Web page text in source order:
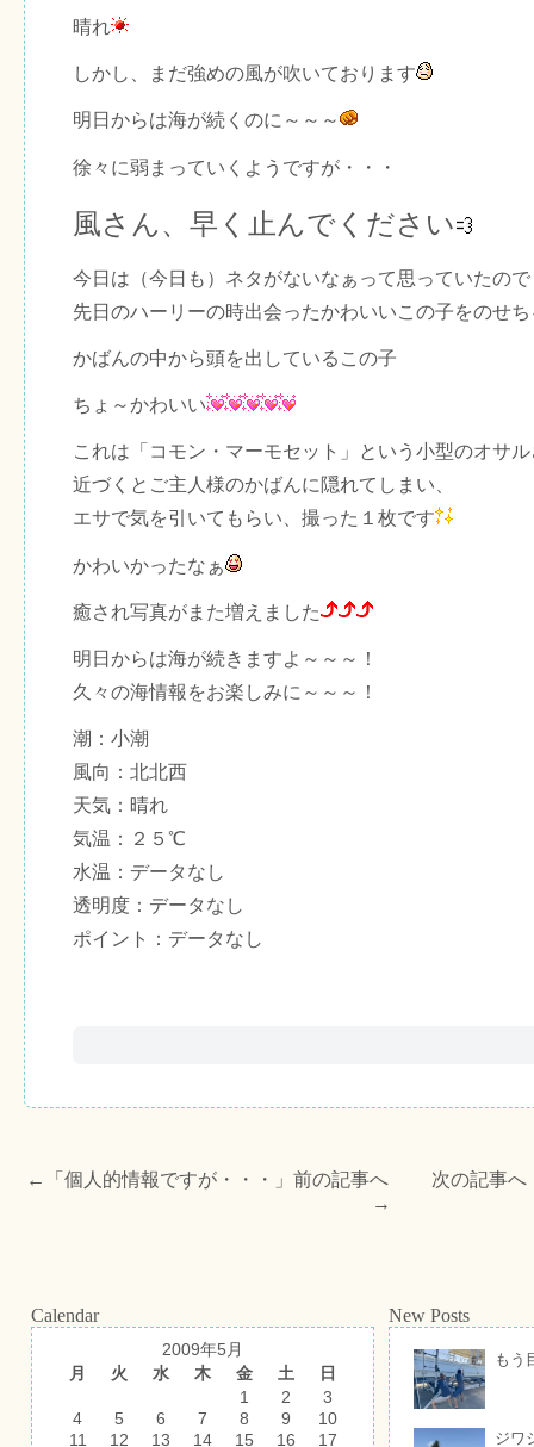
晴れ
しかし、まだ強めの風が吹いております
明日からは海が続くのに～～～
徐々に弱まっていくようですが・・・
風さん、早く止んでください
今日は（今日も）ネタがないなぁって思っていたので
先日のハーリーの時出会ったかわいいこの子をのせ
かばんの中から頭を出しているこの子
ちょ～かわいい
これは「コモン・マーモセット」という小型のオサ
近づくとご主人様のかばんに隠れてしまい、
エサで気を引いてもらい、撮った１枚です
かわいかったなぁ
癒され写真がまた増えました
明日からは海が続きますよ～～～！
久々の海情報をお楽しみに～～～！
潮：小潮
風向：北北西
天気：晴れ
気温：２５℃
水温：データなし
透明度：データなし
ポイント：データなし
←「 個人的情報ですが・・・
」前の記事へ 次の記事へ
→
Calendar
2009年5月
月
火 水 木 金 土
日
1
2
3
4
5 6 7 8 9
10
11
12 13 14 15 16 17
New Posts
もう
ジワ